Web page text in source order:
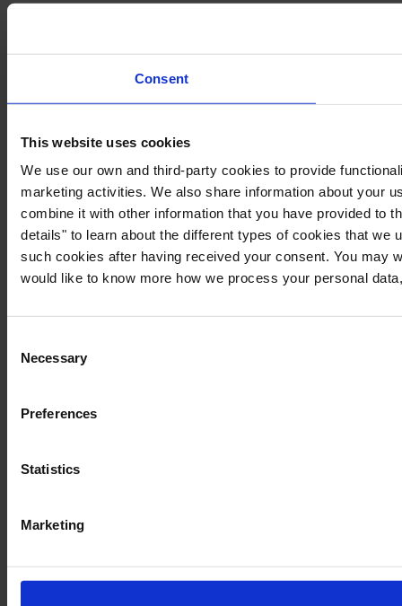
Consent
This website uses cookies
We use our own and third-party cookies to provide
marketing activities. We also share information about your
combine it with other information that you have provided to
details" to learn about the different types of cookies that
such cookies after having received your consent. You may
would like to know more how we process your personal
Selection
Necessary
Preferences
Statistics
Marketing